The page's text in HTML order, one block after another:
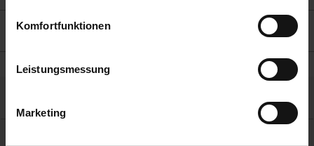
verwendeten Technologien und den Empfängern der
Daten finden Sie in unserer Datenschutzerklärung.
Komfortfunktionen
Leistungsmessung
Marketing
Hersteller